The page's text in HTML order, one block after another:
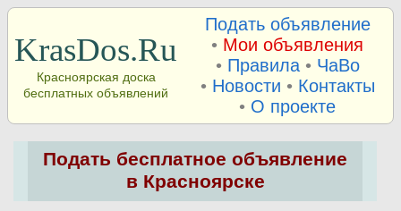
KrasDos.Ru
Красноярская доска
бесплатных объявлений
Подать объявление
• Мои объявления
• Правила• ЧаВо
• Новости • Контакты
• О проекте
Подать бесплатное объявление
в Красноярске